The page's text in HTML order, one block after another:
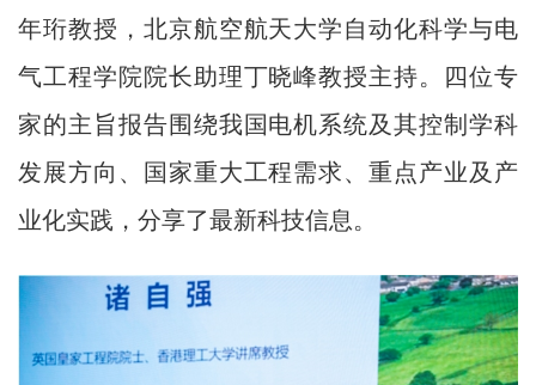
年珩教授，北京航空航天大学自动化科学与电
气工程学院院长助理丁晓峰教授主持。四位专
家的主旨报告围绕我国电机系统及其控制学科
发展方向、国家重大工程需求、重点产业及产
业化实践，分享了最新科技信息。